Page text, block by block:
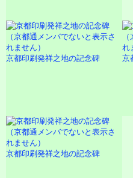
京都印刷発祥之地の記念碑 京
京都印刷発祥之地の記念碑